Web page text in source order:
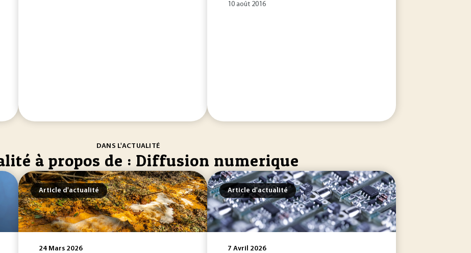
10 août 2016
DANS L'ACTUALITÉ
à propos de : Diffusion numerique
Article d'actualité
24 Mars 2026
Article d'actualité
7 Avril 2026